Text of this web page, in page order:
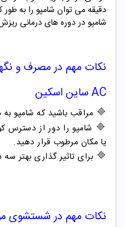
دقیقه می توان شامپو را به
شامپو در دوره های درمانی
نکات مهم در مصرف و
AC ساین اسکین
🔷 مراقب باشید که شامپو
🔷 شامپو را دور از دسترس
یا مکان مرطوب قرار دهید.
🔷 برای تاثیر گذاری بهتر
نکات مهم در شستشوی